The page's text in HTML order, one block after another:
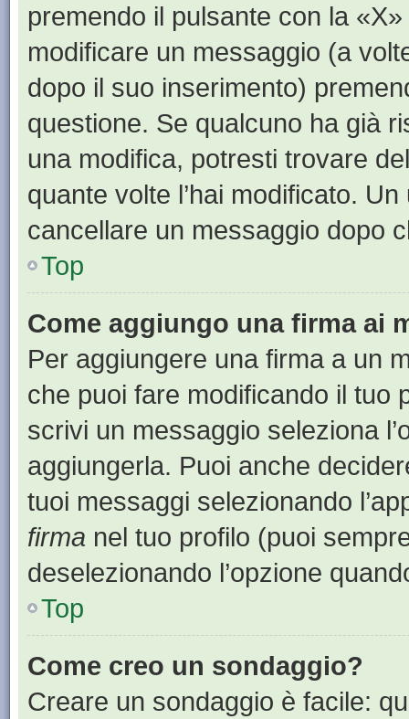
premendo il pulsante con la
modificare un messaggio (a
dopo il suo inserimento)
questione. Se qualcuno ha già
una modifica, potresti trovare
quante volte l’hai modificato.
cancellare un messaggio dopo
Top
Come aggiungo una firma ai
Per aggiungere una firma a un
che puoi fare modificando il tuo
scrivi un messaggio seleziona
aggiungerla. Puoi anche
tuoi messaggi selezionando
firma nel tuo profilo (puoi
deselezionando l’opzione
Top
Come creo un sondaggio?
Creare un sondaggio è facile: